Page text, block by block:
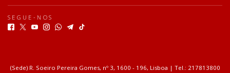
SEGUE-NOS
F
b
T
t u
I
a
W
s
T
g
T
o
(Sede) R. Soeiro Pereira Gomes, nº 3, 1600 - 196, Lisboa | Tel.: 217813800